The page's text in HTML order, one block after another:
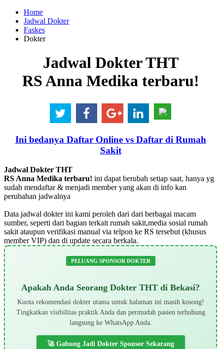
Home
Jadwal Dokter
Faskes
Dokter
Jadwal Dokter THT
RS Anna Medika terbaru!
Ini bedanya Daftar Online vs Daftar di Rumah
Sakit
Jadwal Dokter THT
RS Anna Medika terbaru! ini dapat berubah setiap saat, hanya yg
sudah mendaftar & menjadi member yang akan di info kan
perubahan jadwalnya
Data jadwal dokter ini kami peroleh dari dari berbagai macam
sumber, seperti dari bagian terkait rumah sakit,media sosial rumah
sakit ataupun verifikasi manual via telpon ke RS tersebut (khusus
member VIP) dan di update secara berkala.
PELUANG SPONSOR DOKTER
Apakah Anda Seorang Dokter THT di Bekasi?
Kuota rekomendasi dokter utama untuk halaman ini masih kosong!
Tingkatkan visibilitas praktik Anda dan permudah pasien terhubung
langsung ke WhatsApp Anda.
🚀 Gabung Jadi Dokter Sponsor Sekarang